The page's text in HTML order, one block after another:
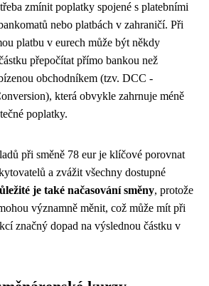
zmínit poplatky spojené s platebními
nebo platbách v zahraničí. Při
platbu v eurech může být někdy
přepočítat přímo bankou než
obchodníkem (tzv. DCC -
která obvykle zahrnuje méně
poplatky.
při směně 78 eur je klíčové porovnat
a zvážit všechny dostupné
je také načasování směny, protože
významně měnit, což může mít při
značný dopad na výslednou částku v